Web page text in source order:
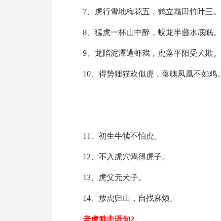
7、虎行雪地梅花五，鹤立霜田竹叶三。
8、猛虎一杯山中醉，蛟龙半盏水底眠。
9、龙陷泥潭遭虾戏，虎落平阳受犬欺。
10、得势狸猫欢似虎，落魄凤凰不如鸡
11、初生牛犊不怕虎。
12、不入虎穴焉得虎子。
13、虎父无犬子。
14、放虎归山，自找麻烦。
老虎励志语句2